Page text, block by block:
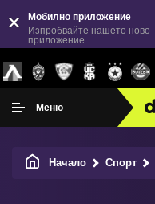
Мобилно приложение
Изпробвайте нашето ново
приложение
Меню
Начало Спорт